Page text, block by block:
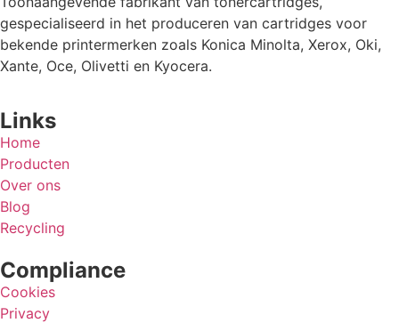
gespecialiseerd in het produceren van cartridges voor
bekende printermerken zoals Konica Minolta, Xerox, Oki,
Xante, Oce, Olivetti en Kyocera.
Links
Home
Producten
Over ons
Blog
Recycling
Compliance
Cookies
Privacy